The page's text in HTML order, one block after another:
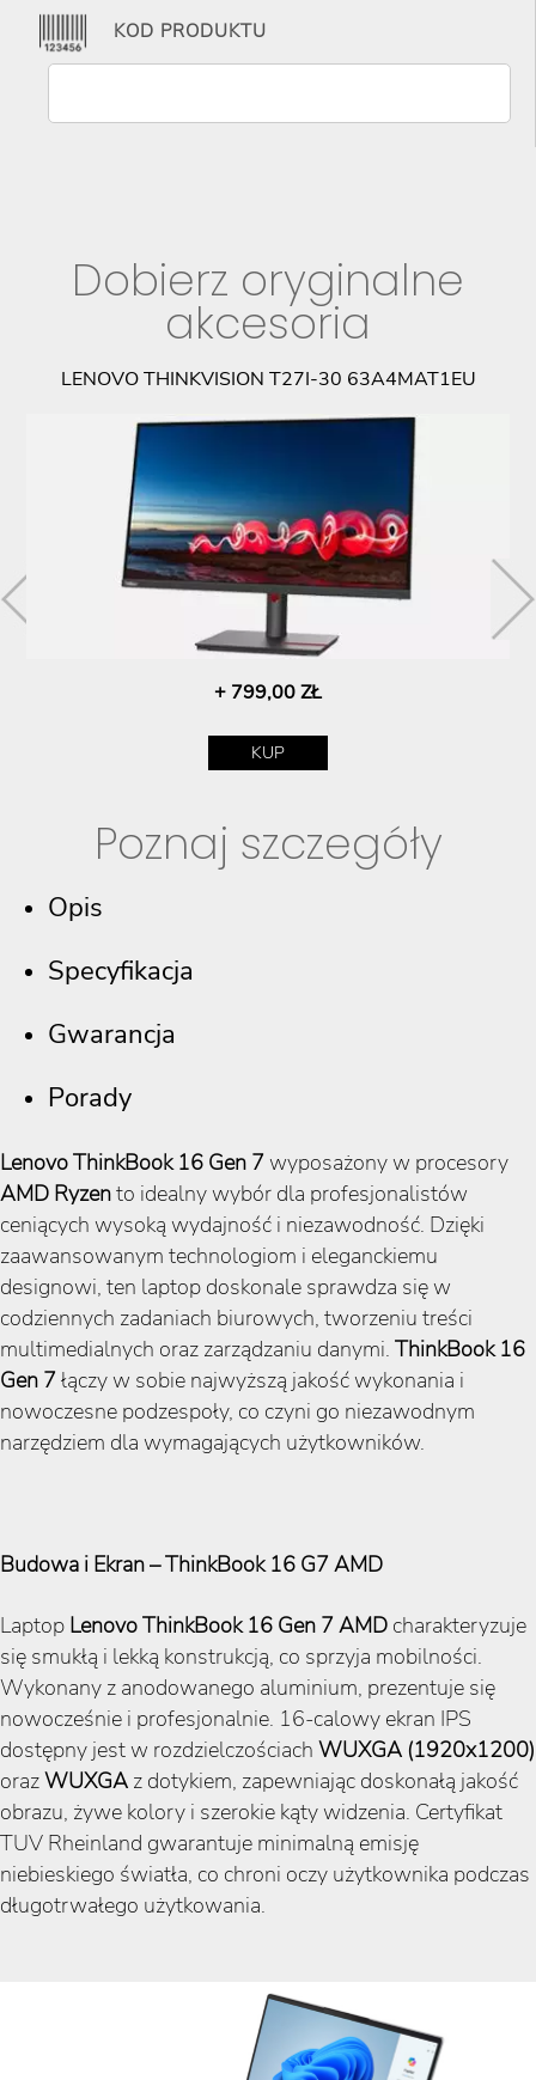
KOD PRODUKTU
Dobierz oryginalne
akcesoria
LENOVO THINKVISION T27I-30 63A4MAT1EU
+ 799,00 ZŁ
KUP
Poznaj szczegóły
Opis
Specyfikacja
Gwarancja
Porady
Lenovo ThinkBook 16 Gen 7 wyposażony w procesory
AMD Ryzento idealny wybór dla profesjonalistów
ceniących wysoką wydajność i niezawodność. Dzięki
zaawansowanym technologiom i eleganckiemu
designowi, ten laptop doskonale sprawdza się w
codziennych zadaniach biurowych, tworzeniu treści
multimedialnych oraz zarządzaniu danymi. ThinkBook 16
Gen 7 łączy w sobie najwyższą jakość wykonania i
nowoczesne podzespoły, co czyni go niezawodnym
narzędziem dla wymagających użytkowników.
Budowa i Ekran – ThinkBook 16 G7 AMD
Laptop LenovoThinkBook 16 Gen 7 AMD charakteryzuje
się smukłą i lekką konstrukcją, co sprzyja mobilności.
Wykonany z anodowanego aluminium, prezentuje się
nowocześnie i profesjonalnie. 16-calowy ekran IPS
dostępny jest w rozdzielczościach WUXGA (1920x1200)
orazWUXGA z dotykiem, zapewniając doskonałą jakość
obrazu, żywe kolory i szerokie kąty widzenia. Certyfikat
TUV Rheinland gwarantuje minimalną emisję
niebieskiego światła, co chroni oczy użytkownika podczas
długotrwałego użytkowania.